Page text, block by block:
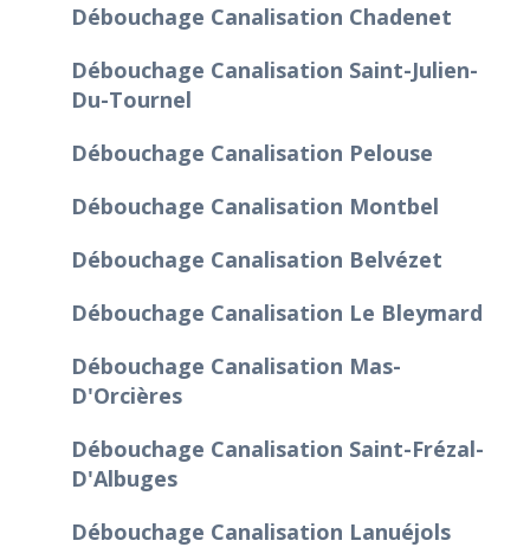
Débouchage Canalisation Chadenet
Débouchage Canalisation Saint-Julien-
Du-Tournel
Débouchage Canalisation Pelouse
Débouchage Canalisation Montbel
Débouchage Canalisation Belvézet
Débouchage Canalisation Le Bleymard
Débouchage Canalisation Mas-
D'Orcières
Débouchage Canalisation Saint-Frézal-
D'Albuges
Débouchage Canalisation Lanuéjols